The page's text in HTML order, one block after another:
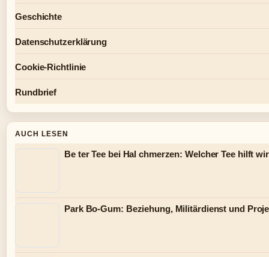
Geschichte
Datenschutzerklärung
Cookie-Richtlinie
Rundbrief
AUCH LESEN
Be ter Tee bei Hal chmerzen: Welcher Tee hilft
Park Bo-Gum: Beziehung, Militärdienst und